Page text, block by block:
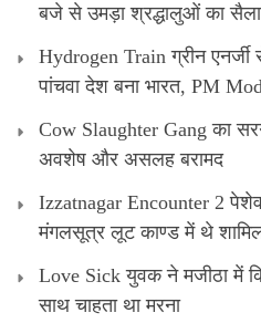
बजे से उमड़ा श्रद्धालुओं का
Hydrogen Train ग्रीन एनर्जी
पांचवा देश बना भारत, PM
Cow Slaughter Gang का
अवशेष और असलह बरामद
Izzatnagar Encounter 2
मंगलसूत्र लूट काण्‍ड में थे
Love Sick युवक ने मजीठा में
साथ चाहता था मरना